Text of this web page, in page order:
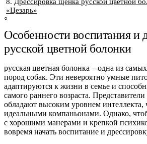
Дрессировка щенка русской цветной
«Цезарь»
Особенности воспитания и
русской цветной болонки
русская цветная болонка – одна из
пород собак. Эти невероятно умные
адаптируются к жизни в семье и
самого раннего возраста.
обладают высоким уровнем интеллекта,
идеальными компаньонами. Однако,
с хорошими манерами и крепкой
вовремя начать воспитание и